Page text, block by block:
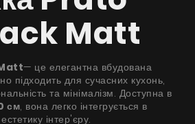
Matt
— це елегантна вбудована
підходить для сучасних кухонь,
та мінімалізм. Доступна в
см, вона легко інтегрується в
інтер'єру.